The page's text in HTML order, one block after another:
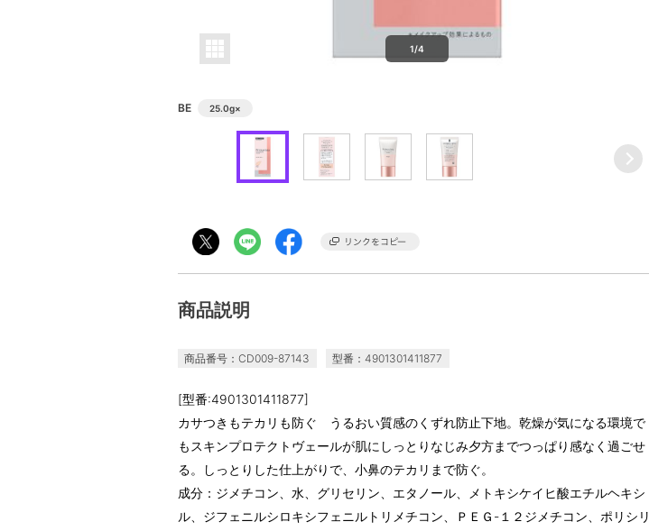
1/4
BE 25.0g×
商品説明
商品番号：CD009-87143 型番：4901301411877
[型番:4901301411877]
カサつきもテカリも防ぐ うるおい質感のくずれ防止下地。乾燥が気になる環境で
もスキンプロテクトヴェールが肌にしっとりなじみ夕方までつっぱり感なく過ごせ
る。しっとりした仕上がりで、小鼻のテカリまで防ぐ。
成分：ジメチコン、水、グリセリン、エタノール、メトキシケイヒ酸エチルヘキシ
ル、ジフェニルシロキシフェニルトリメチコン、ＰＥＧ-１２ジメチコン、ポリシリ